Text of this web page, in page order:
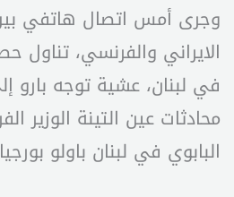
وجرى أمس اتصال هاتفي بين
الايراني والفرنسي، تناول
في لبنان، عشية توجه
محادثات عين التينة الوزير
البابوي في لبنان باولو